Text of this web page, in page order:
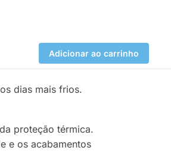
Adicionar ao carrinho
dias mais frios.
proteção térmica.
e os acabamentos